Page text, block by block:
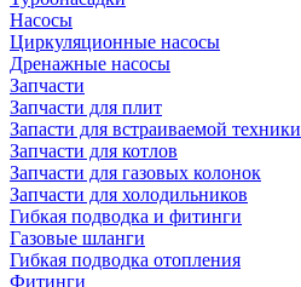
Насосы
Циркуляционные насосы
Дренажные насосы
Запчасти
Запчасти для плит
Запасти для встраиваемой техники
Запчасти для котлов
Запчасти для газовых колонок
Запчасти для холодильников
Гибкая подводка и фитинги
Газовые шланги
Гибкая подводка отопления
Фитинги